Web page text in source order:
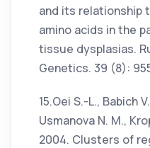
and its relationship
amino acids in the
tissue dysplasias.
Genetics. 39 (8):
15.Oei S.-L., Babich
Usmanova N. M.,
2004. Clusters of